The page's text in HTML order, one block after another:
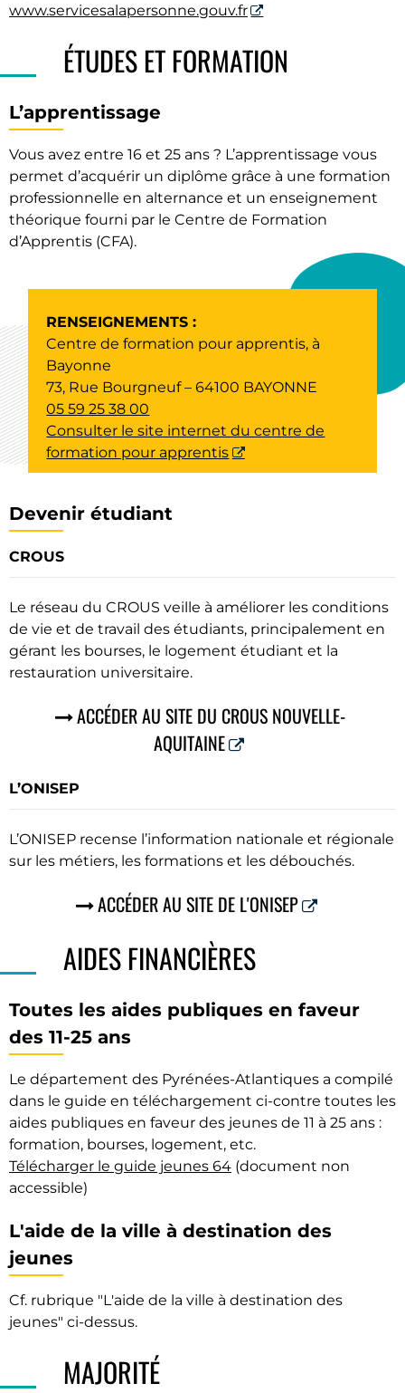
www.servicesalapersonne.gouv.fr
ÉTUDES ET FORMATION
L’apprentissage
Vous avez entre 16 et 25 ans ? L’apprentissage vous
permet d’acquérir un diplôme grâce à une formation
professionnelle en alternance et un enseignement
théorique fourni par le Centre de Formation
d’Apprentis (CFA).
RENSEIGNEMENTS :
Centre de formation pour apprentis, à
Bayonne
73, Rue Bourgneuf – 64100 BAYONNE
05 59 25 38 00
Consulter le site internet du centre de
formation pour apprentis
Devenir étudiant
CROUS
Le réseau du CROUS veille à améliorer les conditions
de vie et de travail des étudiants, principalement en
gérant les bourses, le logement étudiant et la
restauration universitaire.
ACCÉDER AU SITE DU CROUS NOUVELLE-
AQUITAINE
L’ONISEP
L’ONISEP recense l’information nationale et régionale
sur les métiers, les formations et les débouchés.
ACCÉDER AU SITE DE L'ONISEP
AIDES FINANCIÈRES
Toutes les aides publiques en faveur
des 11-25 ans
Le département des Pyrénées-Atlantiques a compilé
dans le guide en téléchargement ci-contre toutes les
aides publiques en faveur des jeunes de 11 à 25 ans :
formation, bourses, logement, etc.
Télécharger le guide jeunes 64 (document non
accessible)
L'aide de la ville à destination des
jeunes
Cf. rubrique "L'aide de la ville à destination des
jeunes" ci-dessus.
MAJORITÉ